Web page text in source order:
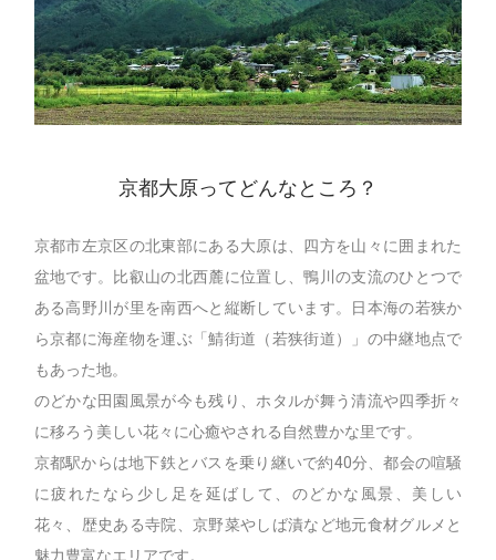
京都大原ってどんなところ？
京都市左京区の北東部にある大原は、四方を山々に囲まれた
盆地です。比叡山の北西麓に位置し、鴨川の支流のひとつで
ある高野川が里を南西へと縦断しています。日本海の若狭か
ら京都に海産物を運ぶ「鯖街道（若狭街道）」の中継地点で
もあった地。
のどかな田園風景が今も残り、ホタルが舞う清流や四季折々
に移ろう美しい花々に心癒やされる自然豊かな里です。
京都駅からは地下鉄とバスを乗り継いで約40分、都会の喧騒
に疲れたなら少し足を延ばして、のどかな風景、美しい
花々、歴史ある寺院、京野菜やしば漬など地元食材グルメと
魅力豊富なエリアです。